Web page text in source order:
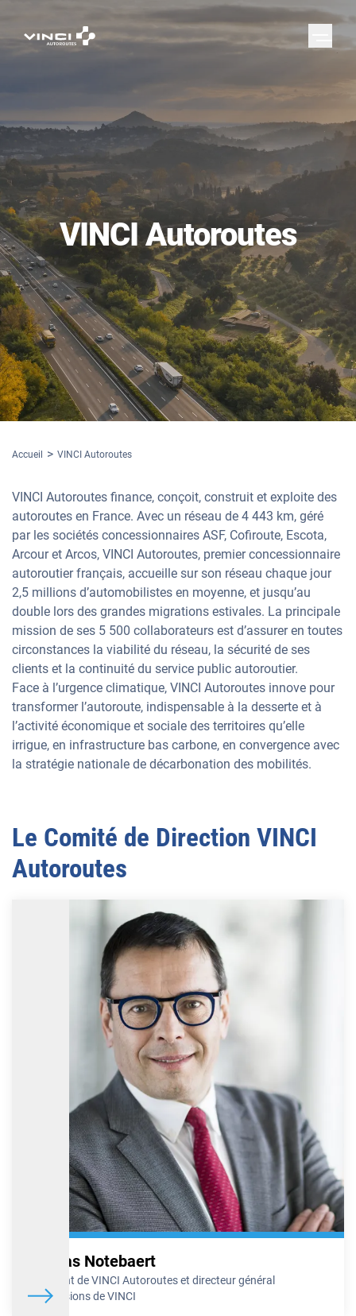
VINCI Autoroutes
Accueil VINCI Autoroutes
VINCI Autoroutes finance, conçoit, construit et exploite des
autoroutes en France. Avec un réseau de 4 443 km, géré
par les sociétés concessionnaires ASF, Cofiroute, Escota,
Arcour et Arcos, VINCI Autoroutes, premier concessionnaire
autoroutier français, accueille sur son réseau chaque jour
2,5 millions d’automobilistes en moyenne, et jusqu’au
double lors des grandes migrations estivales. La principale
mission de ses 5 500 collaborateurs est d’assurer en toutes
circonstances la viabilité du réseau, la sécurité de ses
clients et la continuité du service public autoroutier.
Face à l’urgence climatique, VINCI Autoroutes innove pour
transformer l’autoroute, indispensable à la desserte et à
l’activité économique et sociale des territoires qu’elle
irrigue, en infrastructure bas carbone, en convergence avec
la stratégie nationale de décarbonation des mobilités.
Le Comité de Direction VINCI
Autoroutes
Nicolas Notebaert
Président de VINCI Autoroutes et directeur général
Concessions de VINCI